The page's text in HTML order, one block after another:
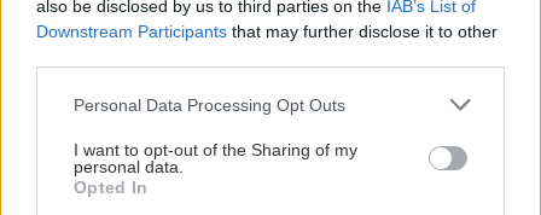
also be disclosed by us to third parties on the IAB’s List of
Downstream Participants that may further disclose it to other
Please note that this website/app uses one or more Google
not limited to your visit or usage behaviour. You may click to
grant or deny consent to Google and its third-party tags to
use your data for below specified purposes in below Google
Personal Data Processing Opt Outs
I want to opt-out of the Sharing of my
personal data.
Opted In